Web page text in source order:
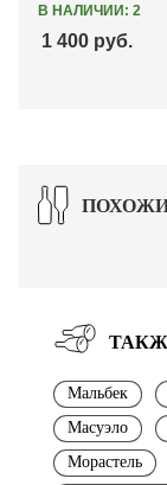
В НАЛИЧИИ: 2
1 400 руб.
Мальбек
Масуэло
Морастель